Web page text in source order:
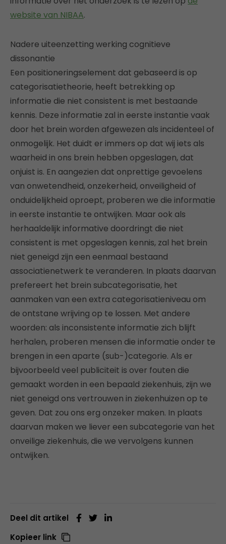
website van NIBAA.
Nadere uiteenzetting werking cognitieve
dissonantie
Een positioneringselement dat gebaseerd is op
categorisatietheorie, heeft betrekking op
informatie die niet consistent is met bestaande
kennis. Deze informatie zal in eerste instantie vaak
door het brein worden afgewezen als incidenteel of
onmogelijk. Het duidt er immers op dat wij iets als
waarheid in ons brein hebben opgeslagen, dat
onjuist is. En aangezien dat onprettige gevoelens
van onwetendheid, onzekerheid, onveiligheid of
onduidelijkheid oproept, proberen we die informatie
in eerste instantie te ontwijken. Maar ook als
herhaaldelijk informative doordringt die niet
consistent is met opgeslagen kennis, zal het brein
niet geneigd zijn een eenmaal bestaand
associatienetwerk te veranderen. In plaats daarvan
prefereert het brein subcategorisatie, het
aanmaken van een extra categorisatieniveau om
de ontstane wrijving op te lossen. Met andere
woorden: als inconsistente informatie zich blijft
herhalen, proberen mensen die informatie onder te
brengen in een aparte (sub-)categorie. Als er
bijvoorbeeld veel publiciteit is over fouten die
gemaakt worden in een bepaald ziekenhuis, zijn we
niet geneigd ons vertrouwen in ziekenhuizen op te
geven. Dat zou ons erg onzeker maken. In plaats
daarvan maken we liever een subcategorie van het
onveilige ziekenhuis, die we vervolgens kunnen
ontwijken.
Deel dit artikel
Kopieer link